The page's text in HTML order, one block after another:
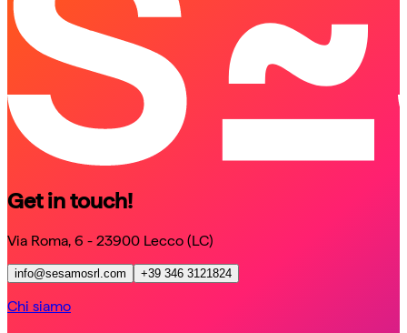
Get in touch!
Via Roma, 6 - 23900 Lecco (LC)
info@sesamosrl.com +39 346 3121824
Chi siamo